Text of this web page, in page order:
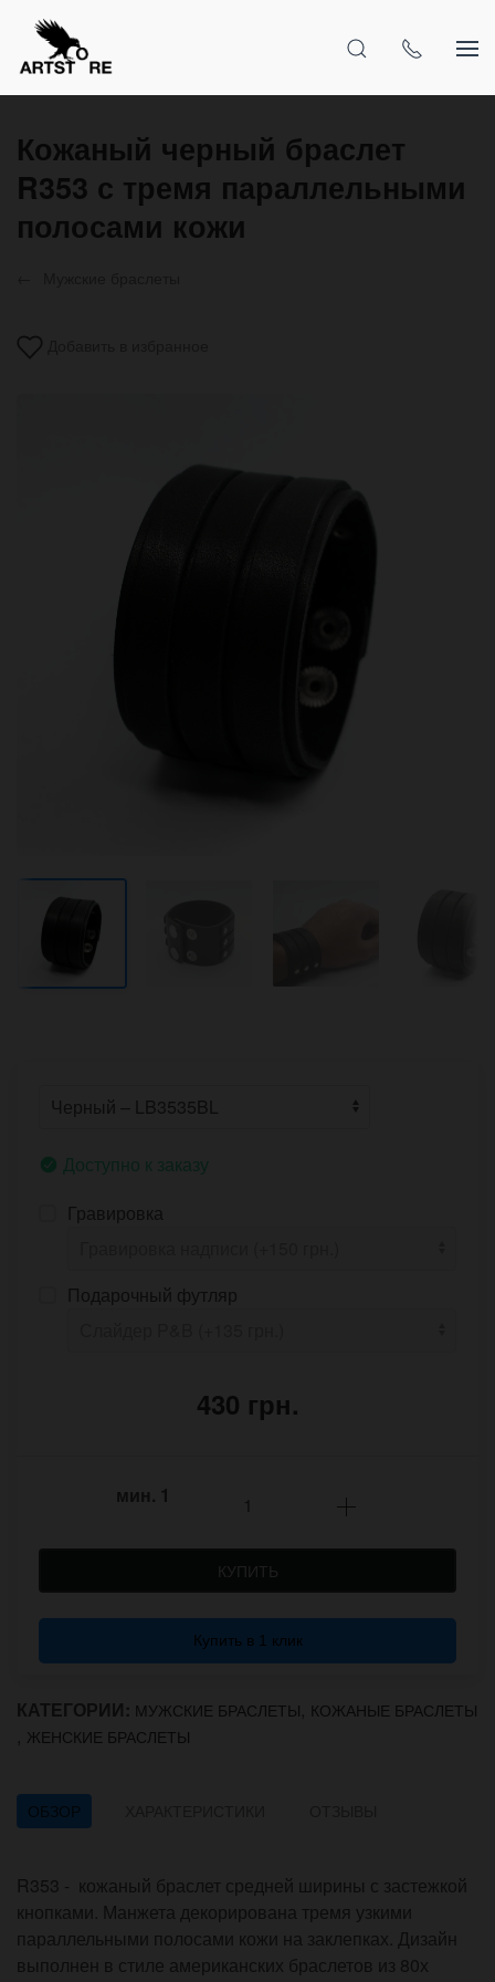
Кожаный черный браслет
R353 с тремя параллельными
полосами кожи
Доступно к заказу
Гравировка
Подарочный футляр
430 грн.
мин. 1
КУПИТЬ
Купить в 1 клик
КАТЕГОРИИ: МУЖСКИЕ БРАСЛЕТЫ, КОЖАНЫЕ БРАСЛЕТЫ
, ЖЕНСКИЕ БРАСЛЕТЫ
ОБЗОР
R353 - кожаный браслет средней ширины с застежкой
кнопками. Манжета декорирована тремя узкими
параллельными полосами кожи на заклепках. Дизайн
выполнен в стиле американских браслетов из 80х